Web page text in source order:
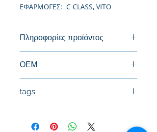
ΕΦΑΡΜΟΓΕΣ: C CLASS, VITO
Πληροφορίες προϊόντος
ΟΕΜ
110412453R, 110414631R, 4423057,
95527138
tags
#Κυλινδροκεφαλή #Κεφαλάρι